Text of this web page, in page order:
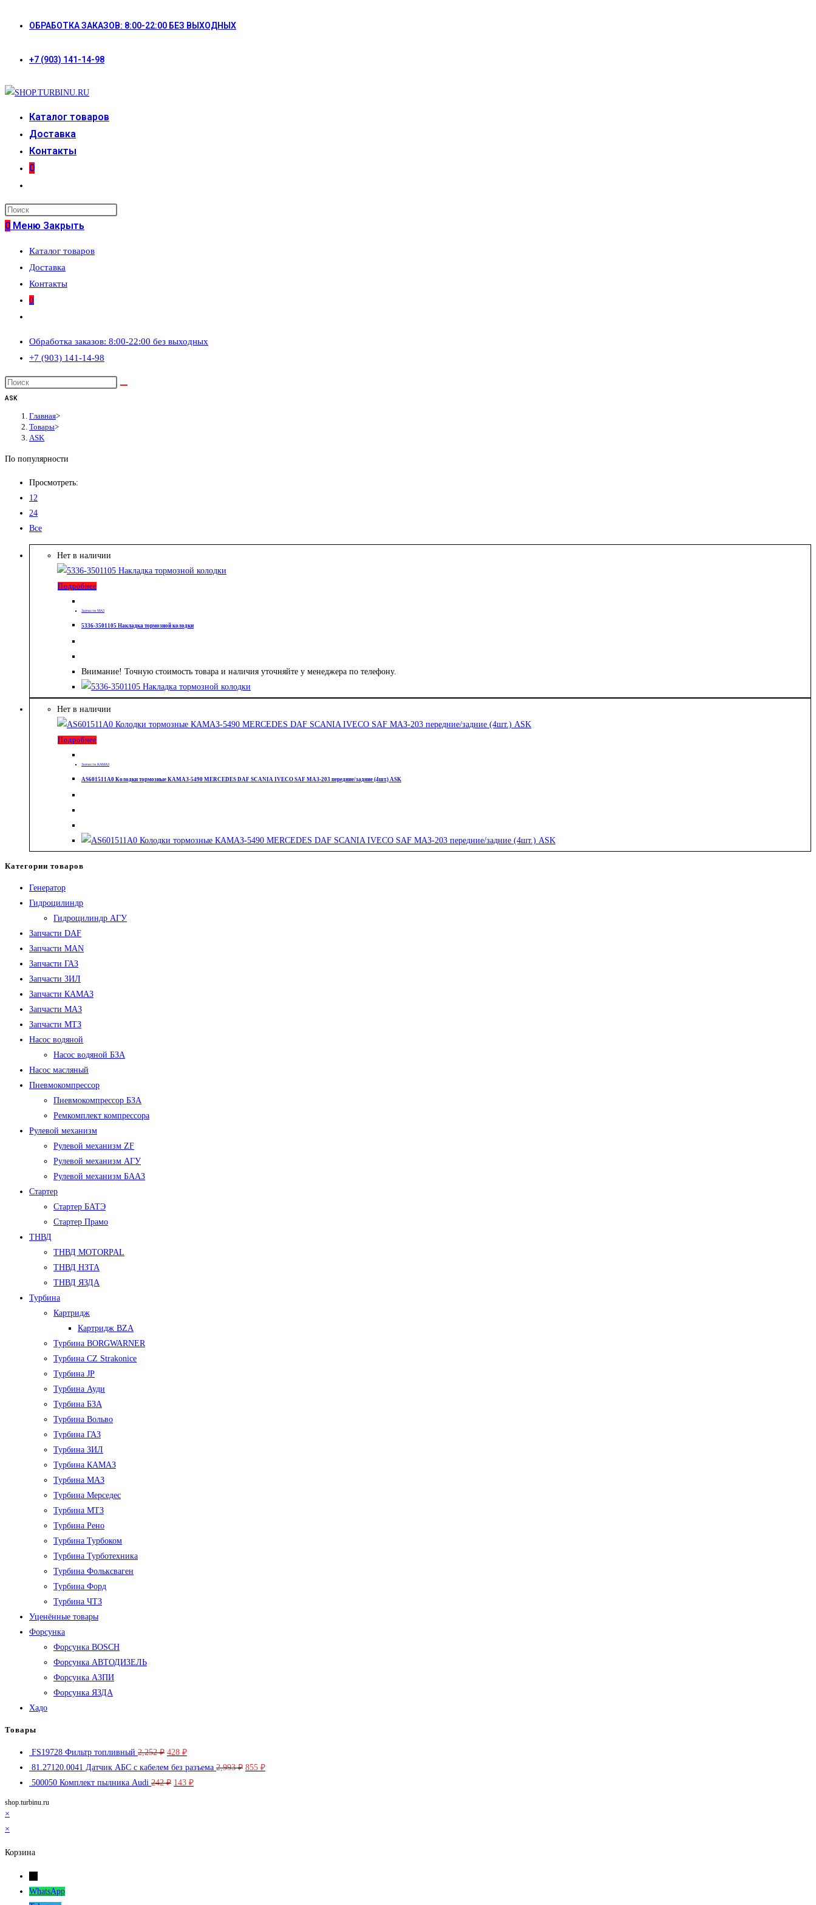
ОБРАБОТКА ЗАКАЗОВ: 8:00-22:00 БЕЗ ВЫХОДНЫХ
+7 (903) 141-14-98
Каталог товаров
Доставка
Контакты
0
поиск
по
сайту
0 Меню Закрыть
Каталог товаров
Доставка
Контакты
0
по
веб-
сайту
Обработка заказов: 8:00-22:00 без выходных
+7 (903) 141-14-98
ASK
Главная>
Товары>
ASK
По популярности
Просмотреть:
12
24
Все
Нет в наличии
Подробнее
Запчасти МАЗ
5336-3501105 Накладка тормозной колодки
Внимание! Точную стоимость товара и наличия уточняйте у менеджера по телефону.
Нет в наличии
Подробнее
Запчасти КАМАЗ
AS601511A0 Колодки тормозные КАМАЗ-5490 MERCEDES DAF SCANIA IVECO SAF МАЗ-203 передние/задние (4шт.) ASK
Категории товаров
Генератор
Гидроцилиндр
Гидроцилиндр АГУ
Запчасти DAF
Запчасти MAN
Запчасти ГАЗ
Запчасти ЗИЛ
Запчасти КАМАЗ
Запчасти МАЗ
Запчасти МТЗ
Насос водяной
Насос водяной БЗА
Насос масляный
Пневмокомпрессор
Пневмокомпрессор БЗА
Ремкомплект компрессора
Рулевой механизм
Рулевой механизм ZF
Рулевой механизм АГУ
Рулевой механизм БААЗ
Стартер
Стартер БАТЭ
Стартер Прамо
ТНВД
ТНВД MOTORPAL
ТНВД НЗТА
ТНВД ЯЗДА
Турбина
Картридж
Картридж BZA
Турбина BORGWARNER
Турбина CZ Strakonice
Турбина JP
Турбина Ауди
Турбина БЗА
Турбина Вольво
Турбина ГАЗ
Турбина ЗИЛ
Турбина КАМАЗ
Турбина МАЗ
Турбина Мерседес
Турбина МТЗ
Турбина Рено
Турбина Турбоком
Турбина Турботехника
Турбина Фольксваген
Турбина Форд
Турбина ЧТЗ
Уценённые товары
Форсунка
Форсунка BOSCH
Форсунка АВТОДИЗЕЛЬ
Форсунка АЗПИ
Форсунка ЯЗДА
Хадо
Товары
FS19728 Фильтр топливный 2,252₽ Первоначальная
цена
составляла
428 ₽Текущая
цена:
428 ₽.
81.27120.0041 Датчик АБС с кабелем без разъема 2,993₽ Первоначальная
855 ₽Текущая
500050 Комплект пылника Audi 242₽ Первоначальная
143 ₽Текущая
shop.turbinu.ru
×
×
Корзина
WhatsApp